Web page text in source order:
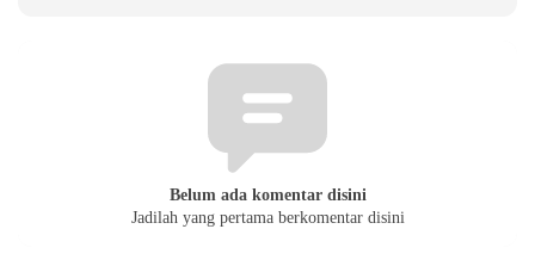
Belum ada komentar disini
Jadilah yang pertama berkomentar disini